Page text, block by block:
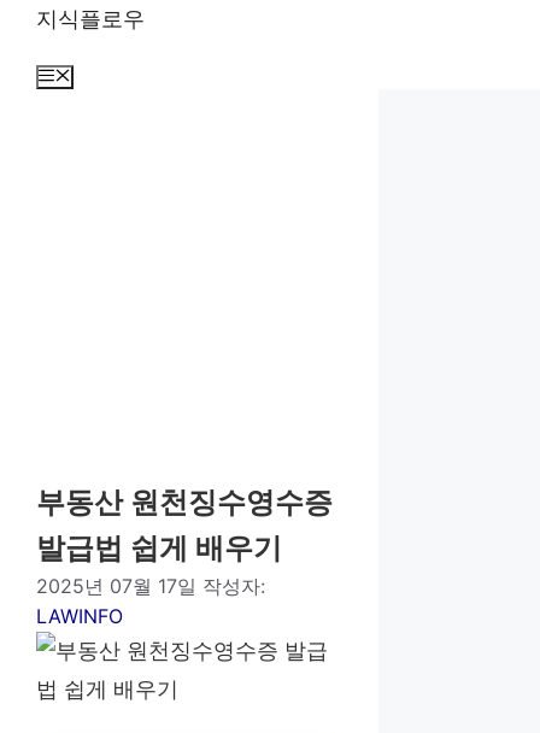
지식플로우
메
부동산 원천징수영수증
발급법 쉽게 배우기
2025년 07월 17일 작성자:
LAWINFO